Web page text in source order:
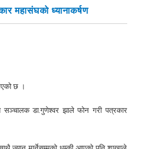
महासंघको ध्यानाकर्षण
छ ।
सञ्चालक डा.गुणेश्वर झाले फोन गरी पत्रकार